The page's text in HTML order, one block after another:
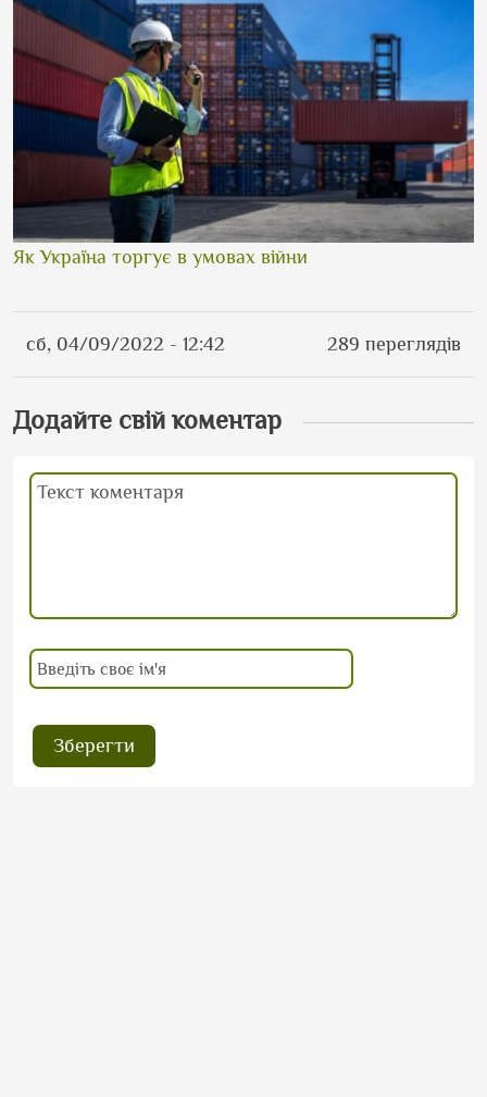
Як Україна торгує в умовах війни
сб, 04/09/2022 - 12:42 289 переглядів
Додайте свій коментар